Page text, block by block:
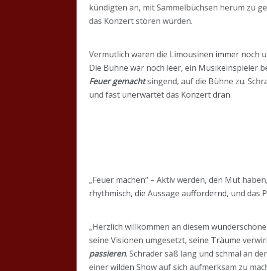
kündigten an, mit Sammelbüchsen herum zu
das Konzert stören würden.
Vermutlich waren die Limousinen immer noch
Die Bühne war noch leer, ein Musikeinspieler
Feuer gemachtsingend, auf die Bühne zu.
und fast unerwartet das Konzert dran.
„Feuer machen“ – Aktiv werden, den Mut
rhythmisch, die Aussage auffordernd, und
„Herzlich willkommen an diesem
seine Visionen umgesetzt, seine Träume
passieren. Schrader saß lang und schmal an
einer wilden Show auf sich aufmerksam zu